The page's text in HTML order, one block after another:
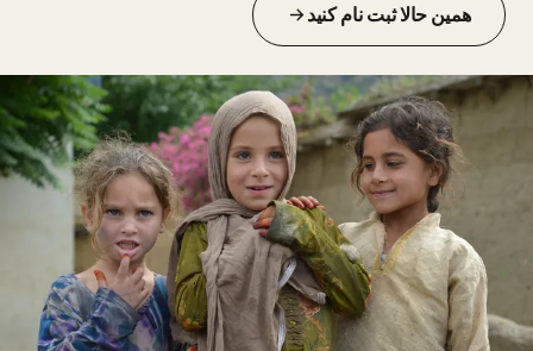
همین حالا ثبت نام کنید